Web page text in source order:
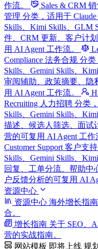
作流。
Sales & CRM
管理 分类，适用于
Skills、Kimi Skills、GLM
件、CRM 更新、客户计
用 AI Agent 工作流。
Compliance 法务合规 分
Skills、Gemini Skills、
审阅辅助、政策摘要、隐
用 AI Agent 工作流。
Recruiting 人力招聘 分类
Skills、Gemini Skills、
描述、候选人筛选、面试
营的可复用 AI Agent 工作
Customer Support 客户支
Skills、Gemini Skills、
回复、工单分流、帮助中
户反馈分析的可复用 AI
资源中心
资源中心 海外增长指
合。
增长指南 关于 SEO、
营的实战指南。
网站模板 即将上线 规